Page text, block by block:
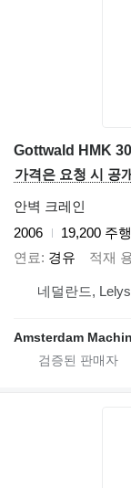
Gottwald HMK
가격은 요청 시 공
안벽 크레인
2006
19,200 주
연료
경유 적재
네덜란드,
Amsterdam